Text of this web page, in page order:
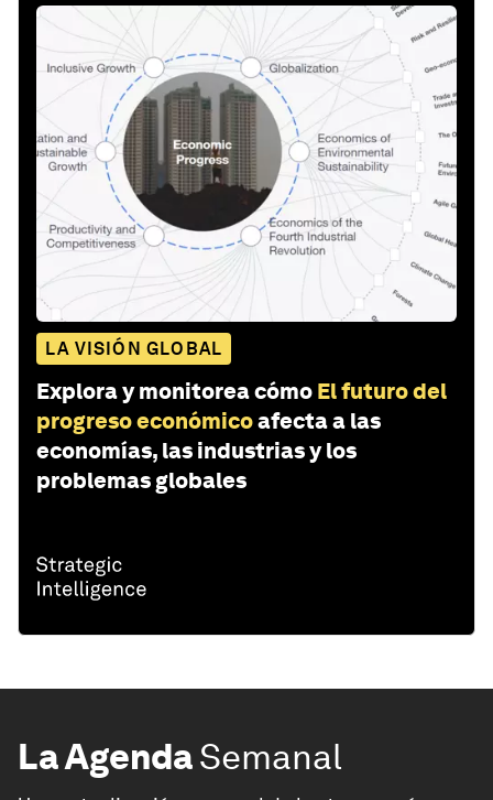
LA VISIÓN GLOBAL
Explora y monitorea cómo El futuro del
progreso económicoafecta a las
economías, las industrias y los
problemas globales
La AgendaSemanal